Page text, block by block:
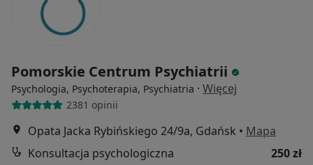
Pomorskie Centrum Psychiatrii
Psychologia, Psychoterapia, Psychiatria · Więcej
2381 opinii
Opata Jacka Rybińskiego 24/9a, Gdańsk • Mapa
Konsultacja psychologiczna
250 zł